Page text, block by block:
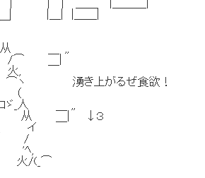
｜ | | ＿＿ |＿＿＿|
| |＿| |＿＿|
从 ,,
⌒ ￣|
火, ￣
湧き上がるぜ食欲！
ｺゞ_人 ,,
-ｲ 从 ￣| ↓３
イ ￣
/ /
'ﾍ,
火/(_⌒